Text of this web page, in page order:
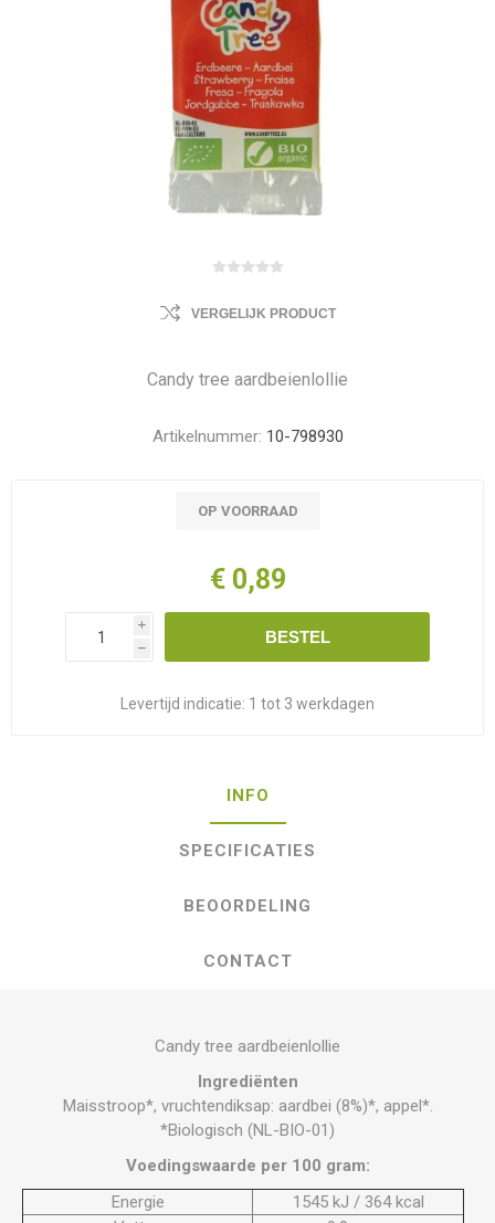
VERGELIJK PRODUCT
Candy tree aardbeienlollie
Artikelnummer: 10-798930
OP VOORRAAD
€ 0,89
i
h
BESTEL
Levertijd indicatie: 1 tot 3 werkdagen
INFO
SPECIFICATIES
BEOORDELING
CONTACT
Candy tree aardbeienlollie
Ingrediënten
Maisstroop*, vruchtendiksap: aardbei (8%)*, appel*.
*Biologisch (NL-BIO-01)
Voedingswaarde per 100 gram:
Energie
1545 kJ / 364 kcal